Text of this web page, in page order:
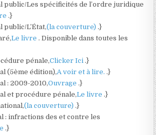
public/Les spécificités de l’ordre juridique
.}
public/L’État,(la couverture).}
Le livre. Disponible dans toutes les
pénale,Clicker Ici.}
(5ème édition),A voir et à lire..}
: 2009-2010,Ouvrage.}
et procédure pénale,Le livre.}
(la couverture).}
: infractions des et contre les
.}